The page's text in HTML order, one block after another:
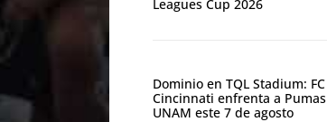
Leagues Cup 2026
Dominio en TQL Stadium: FC
Cincinnati enfrenta a Pumas
UNAM este 7 de agosto